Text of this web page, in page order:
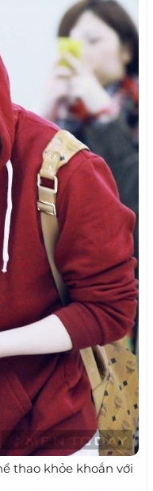
thao khỏe khoắn với